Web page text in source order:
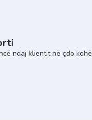
ndaj klientit në çdo